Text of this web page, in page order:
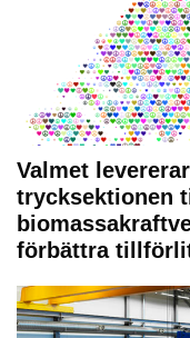
Valmet
trycksektionen
förbättra